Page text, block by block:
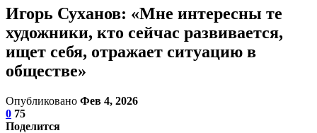
Игорь Суханов: «Мне интересны те
художники, кто сейчас развивается,
ищет себя, отражает ситуацию в
обществе»
Опубликовано Фев 4, 2026
0 75
Поделится